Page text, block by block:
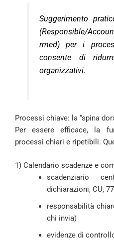
Suggerimento
(Responsible/
rmed) per i
consente di
organizzativi.
Processi chiave: la “spina
Per essere efficace, la
processi chiari e ripetibili.
1) Calendario scadenze e
scadenziario
dichiarazioni, CU,
responsabilità
chi invia)
evidenze di